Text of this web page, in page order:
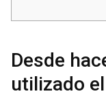
Desde
utilizado